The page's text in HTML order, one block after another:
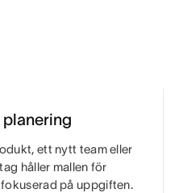
ett nytt team eller
håller mallen för
på uppgiften.